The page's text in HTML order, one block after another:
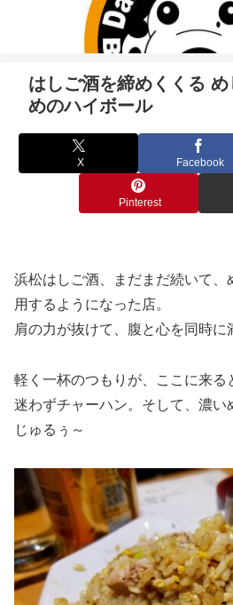
はしご酒を締めくくる
めのハイボール
X Facebook
Pinterest
浜松はしご酒、まだまだ続いて、
用するようになった店。
肩の力が抜けて、腹と心を同時に
軽く一杯のつもりが、ここに来る
迷わずチャーハン。そして、濃い
じゅるぅ～